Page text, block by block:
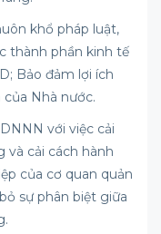
khổ pháp luật,
thành phần kinh tế
Bảo đảm lợi ích
Nhà nước.
với việc cải
và cải cách hành
của cơ quan quản
sự phân biệt giữa